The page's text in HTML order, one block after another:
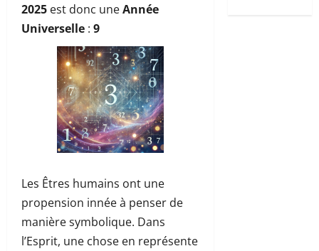
2025 est donc uneAnnée
Universelle : 9
Les Êtres humains ont une
propension innée à penser de
manière symbolique. Dans
l’Esprit, une chose en représente